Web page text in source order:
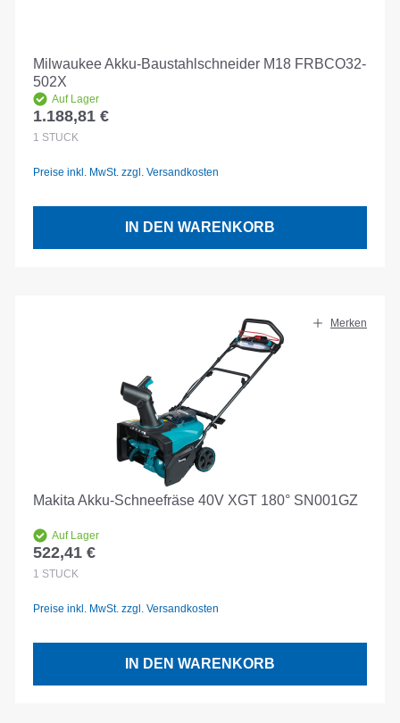
Milwaukee Akku-Baustahlschneider M18 FRBCO32-
502X
Auf Lager
Regulärer Preis:
1.188,81 €
1 STÜCK
Preise inkl. MwSt. zzgl. Versandkosten
IN DEN WARENKORB
Merken
Makita Akku-Schneefräse 40V XGT 180° SN001GZ
Auf Lager
Regulärer Preis:
522,41 €
1 STÜCK
Preise inkl. MwSt. zzgl. Versandkosten
IN DEN WARENKORB